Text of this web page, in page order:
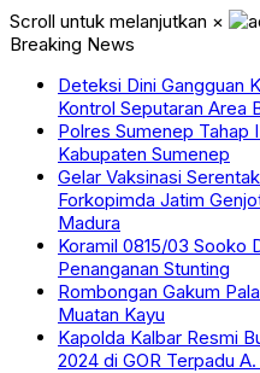
Scroll untuk melanjutkan ×
Breaking News
Deteksi Dini Gangguan
Kontrol Seputaran Area
Polres Sumenep Tahap
Kabupaten Sumenep
Gelar Vaksinasi
Forkopimda Jatim
Madura
Koramil 0815/03 Sooko
Penanganan Stunting
Rombongan Gakum
Muatan Kayu
Kapolda Kalbar Resmi
2024 di GOR Terpadu A.